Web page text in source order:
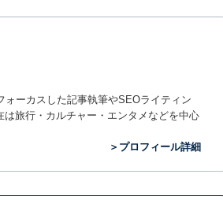
ーカスした記事執筆やSEOライティン
旅行・カルチャー・エンタメなどを中心
＞プロフィール詳細